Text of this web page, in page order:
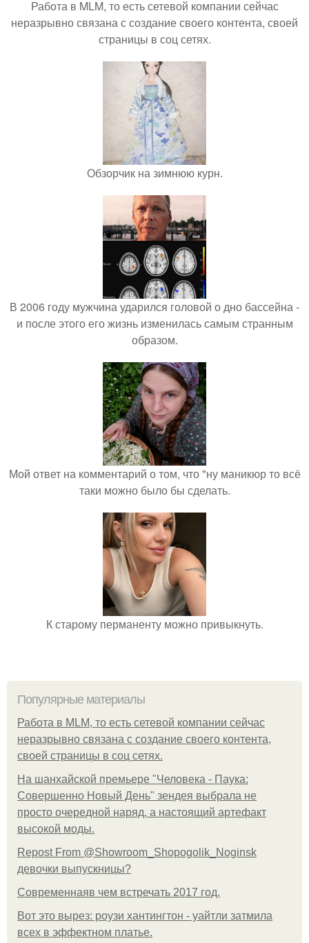
Работа в MLM, то есть сетевой компании сейчас
неразрывно связана с создание своего контента, своей
страницы в соц сетях.
Обзорчик на зимнюю курн.
В 2006 году мужчина ударился головой о дно бассейна -
и после этого его жизнь изменилась самым странным
образом.
Мой ответ на комментарий о том, что "ну маникюр то всё
таки можно было бы сделать.
К старому перманенту можно привыкнуть.
Популярные материалы
Работа в MLM, то есть сетевой компании сейчас
неразрывно связана с создание своего контента,
своей страницы в соц сетях.
На шанхайской премьере "Человека - Паука:
Совершенно Новый День" зендея выбрала не
просто очередной наряд, а настоящий артефакт
высокой моды.
Repost From @Showroom_Shopogolik_Noginsk
девочки выпускницы?
Современнаяв чем встречать 2017 год.
Вот это вырез: роузи хантингтон - уайтли затмила
всех в эффектном платьe.